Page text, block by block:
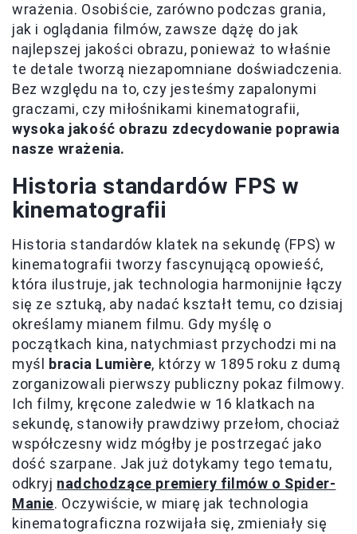
wrażenia. Osobiście, zarówno podczas grania,
jak i oglądania filmów, zawsze dążę do jak
najlepszej jakości obrazu, ponieważ to właśnie
te detale tworzą niezapomniane doświadczenia.
Bez względu na to, czy jesteśmy zapalonymi
graczami, czy miłośnikami kinematografii,
wysoka jakość obrazu zdecydowanie poprawia
nasze wrażenia.
Historia standardów FPS w
kinematografii
Historia standardów klatek na sekundę (FPS) w
kinematografii tworzy fascynującą opowieść,
która ilustruje, jak technologia harmonijnie łączy
się ze sztuką, aby nadać kształt temu, co dzisiaj
określamy mianem filmu. Gdy myślę o
początkach kina, natychmiast przychodzi mi na
myśl
bracia Lumière, którzy w 1895 roku z dumą
zorganizowali pierwszy publiczny pokaz filmowy.
Ich filmy, kręcone zaledwie w 16 klatkach na
sekundę, stanowiły prawdziwy przełom, chociaż
współczesny widz mógłby je postrzegać jako
dość szarpane. Jak już dotykamy tego tematu,
odkryj nadchodzące premiery filmów o Spider-
Manie. Oczywiście, w miarę jak technologia
kinematograficzna rozwijała się, zmieniały się